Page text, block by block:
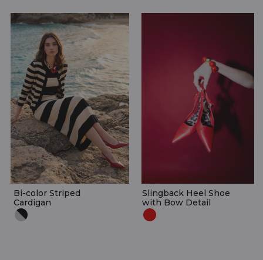
Bi-color Striped
Cardigan
Slingback Heel Shoe
with Bow Detail